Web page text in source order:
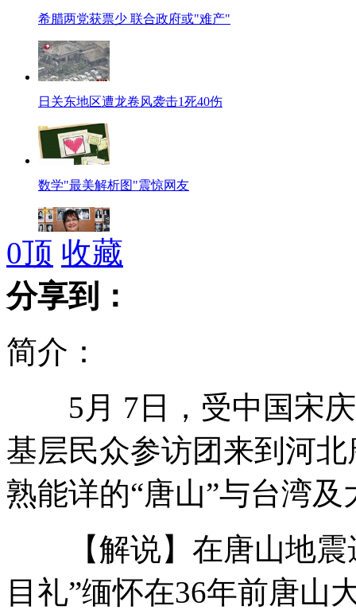
希腊两党获票少 联合政府或"难产"
日关东地区遭龙卷风袭击1死40伤
数学"最美解析图"震惊网友
英女名含161单词创"最长姓名"纪录
英专家发明仿生眼让盲人重见光明
老外阻止小偷遭群殴 众人围观不管
奥朗德当选新总统牵动欧洲政治神经
0顶 收藏
分享到：
简介：
5月 7日，受中国宋庆
基层民众参访团来到河
熟能详的“唐山”与台湾
【解说】在唐山地震
目礼”缅怀在36年前唐山